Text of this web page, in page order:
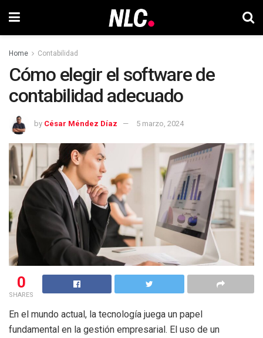
Home Contabilidad
Cómo elegir el software de
contabilidad adecuado
by César Méndez Díaz 5 marzo, 2024
0
SHARES
En el mundo actual, la tecnología juega un papel
fundamental en la gestión empresarial. El uso de un